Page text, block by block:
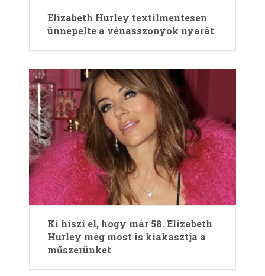
Elizabeth Hurley textilmentesen
ünnepelte a vénasszonyok nyarát
Ki hiszi el, hogy már 58. Elizabeth
Hurley még most is kiakasztja a
műszerünket